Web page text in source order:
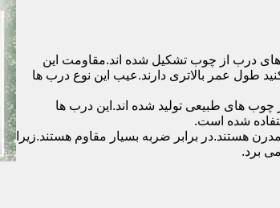
درب از چوب تشکیل شده اند.مقاومت این
طول عمر بالاتری دارند.عیب این نوع درب ها
چوب های طبیعی تولید شده اند.این درب ها
شده است.
هستند.در برابر ضربه بسیار مقاوم هستند.زیرا
برد.